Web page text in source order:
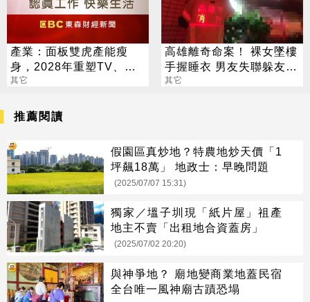
產業：面板雙虎產能瘦
身，2028年重塑TV、監
視器、筆電三大面板供需
其它
高雄離奇命案！ 裸女墜樓
手握睡衣 男友失聯躲友家
監視器還原真相
其它
推薦閱讀
假園區真炒地？特農地炒天價「1
坪飆18萬」 地政士：早晚問題
(2025/07/07 15:31)
獨家／塭子圳現「紙片屋」祖產
地主不賣「出租地合資蓋房」
(2025/07/02 20:20)
與神爭地？ 廟地變商業地蓋民宿
全台唯一風神廟古蹟恐塌